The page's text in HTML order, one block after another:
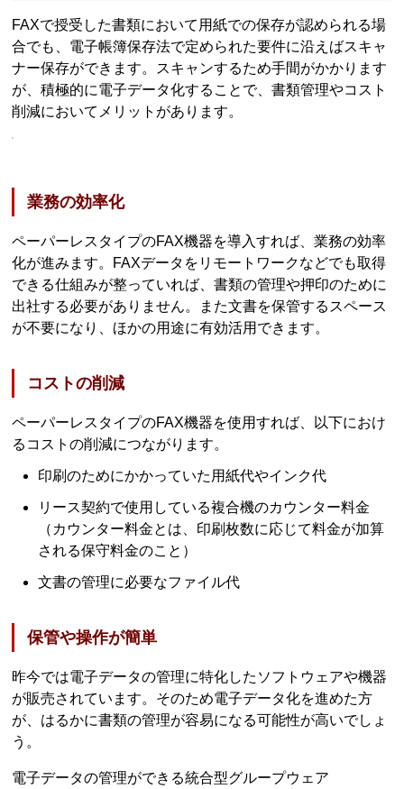
FAXで授受した書類において用紙での保存が認められる場
合でも、電子帳簿保存法で定められた要件に沿えばスキャ
ナー保存ができます。スキャンするため手間がかかります
が、積極的に電子データ化することで、書類管理やコスト
削減においてメリットがあります。
業務の効率化
ペーパーレスタイプのFAX機器を導入すれば、業務の効率
化が進みます。FAXデータをリモートワークなどでも取得
できる仕組みが整っていれば、書類の管理や押印のために
出社する必要がありません。また文書を保管するスペース
が不要になり、ほかの用途に有効活用できます。
コストの削減
ペーパーレスタイプのFAX機器を使用すれば、以下におけ
るコストの削減につながります。
印刷のためにかかっていた用紙代やインク代
リース契約で使用している複合機のカウンター料金
（カウンター料金とは、印刷枚数に応じて料金が加算
される保守料金のこと）
文書の管理に必要なファイル代
保管や操作が簡単
昨今では電子データの管理に特化したソフトウェアや機器
が販売されています。そのため電子データ化を進めた方
が、はるかに書類の管理が容易になる可能性が高いでしょ
う。
電子データの管理ができる統合型グループウェア